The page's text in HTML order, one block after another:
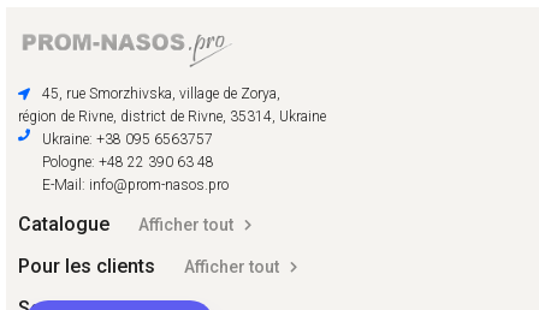
45, rue Smorzhivska, village de Zorya,
région de Rivne, district de Rivne, 35314, Ukraine
Ukraine: +38 095 6563757
Pologne: +48 22 390 63 48
E-Mail: info@prom-nasos.pro
Catalogue Afficher tout
Pour les clients Afficher tout